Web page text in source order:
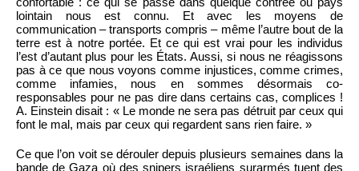
lointain nous est connu. Et avec les moyens de
communication – transports compris – même l’autre bout de la
terre est à notre portée. Et ce qui est vrai pour les individus
l’est d’autant plus pour les États. Aussi, si nous ne réagissons
pas à ce que nous voyons comme injustices, comme crimes,
comme infamies, nous en sommes désormais co-
responsables pour ne pas dire dans certains cas, complices !
A. Einstein disait : « Le monde ne sera pas détruit par ceux qui
font le mal, mais par ceux qui regardent sans rien faire. »
Ce que l’on voit se dérouler depuis plusieurs semaines dans la
bande de Gaza où des snipers israéliens surarmés tuent des